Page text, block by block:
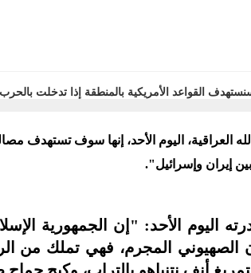
العراقية، اليوم الأحد، إنها سوف تستهدف
إيران وإسرائيل".
اليوم الأحد: "إن الجمهورية
المجرم، فهي تملك من